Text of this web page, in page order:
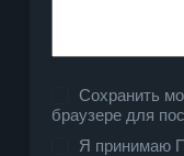
Сохранить
браузере для
Я принимаю